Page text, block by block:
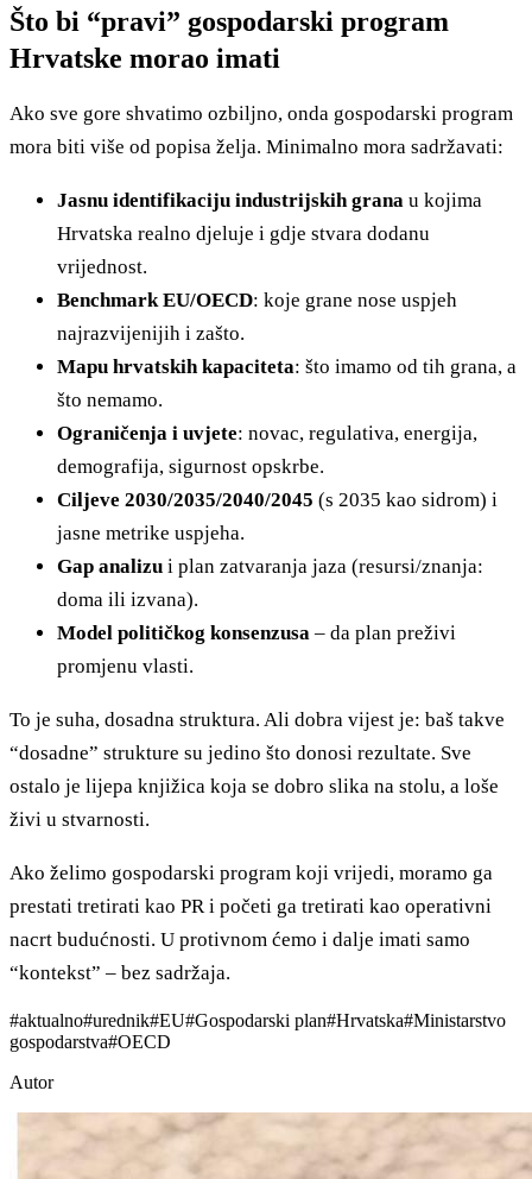
Što bi “pravi” gospodarski program
Hrvatske morao imati
Ako sve gore shvatimo ozbiljno, onda gospodarski program
mora biti više od popisa želja. Minimalno mora sadržavati:
Jasnu identifikaciju industrijskih grana u kojima
Hrvatska realno djeluje i gdje stvara dodanu
vrijednost.
Benchmark EU/OECD: koje grane nose uspjeh
najrazvijenijih i zašto.
Mapu hrvatskih kapaciteta: što imamo od tih grana, a
što nemamo.
Ograničenja i uvjete: novac, regulativa, energija,
demografija, sigurnost opskrbe.
Ciljeve 2030/2035/2040/2045 (s 2035 kao sidrom) i
jasne metrike uspjeha.
Gap analizu i plan zatvaranja jaza (resursi/znanja:
doma ili izvana).
Model političkog konsenzusa – da plan preživi
promjenu vlasti.
To je suha, dosadna struktura. Ali dobra vijest je: baš takve
“dosadne” strukture su jedino što donosi rezultate. Sve
ostalo je lijepa knjižica koja se dobro slika na stolu, a loše
živi u stvarnosti.
Ako želimo gospodarski program koji vrijedi, moramo ga
prestati tretirati kao PR i početi ga tretirati kao operativni
nacrt budućnosti. U protivnom ćemo i dalje imati samo
“kontekst” – bez sadržaja.
#aktualno#urednik#EU#Gospodarski plan#Hrvatska#Ministarstvo
gospodarstva#OECD
Autor